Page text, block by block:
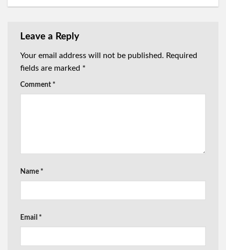
Leave a Reply
Your email address will not be published. Required
fields are marked *
Comment *
Name *
Email *